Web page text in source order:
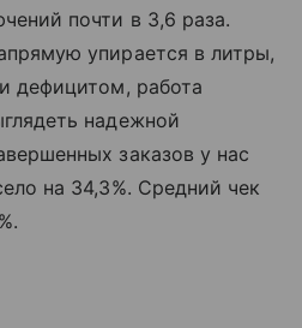
почти в 3,6 раза.
упирается в литры,
дефицитом, работа
надежной
заказов у нас
на 34,3%. Средний чек